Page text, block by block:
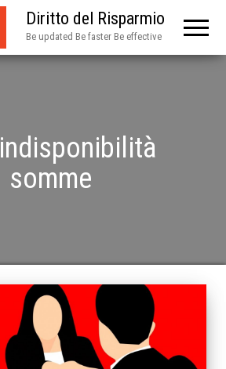
Diritto del Risparmio
Be updated Be faster Be effective
indisponibilità
somme